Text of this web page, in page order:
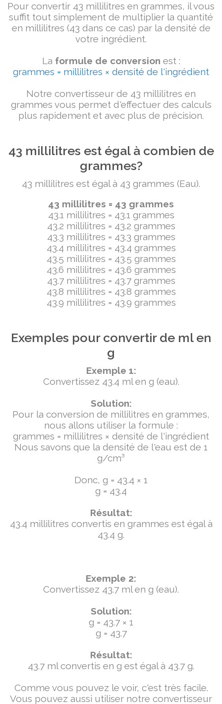
Pour convertir 43 millilitres en grammes, il vous
suffit tout simplement de multiplier la quantité
en millilitres (43 dans ce cas) par la densité de
votre ingrédient.
La formule de conversion est :
grammes = millilitres × densité de l'ingrédient
Notre convertisseur de 43 millilitres en
grammes vous permet d'effectuer des calculs
plus rapidement et avec plus de précision.
43 millilitres est égal à combien de
grammes?
43 millilitres est égal à 43 grammes (Eau).
43 millilitres = 43 grammes
43.1 millilitres = 43.1 grammes
43.2 millilitres = 43.2 grammes
43.3 millilitres = 43.3 grammes
43.4 millilitres = 43.4 grammes
43.5 millilitres = 43.5 grammes
43.6 millilitres = 43.6 grammes
43.7 millilitres = 43.7 grammes
43.8 millilitres = 43.8 grammes
43.9 millilitres = 43.9 grammes
Exemples pour convertir de ml en
g
Exemple 1:
Convertissez 43.4 ml en g (eau).
Solution:
Pour la conversion de millilitres en grammes,
nous allons utiliser la formule :
grammes = millilitres × densité de l'ingrédient
Nous savons que la densité de l'eau est de 1
g/cm³
Donc, g = 43.4 × 1
g = 43.4
Résultat:
43.4 millilitres convertis en grammes est égal à
43.4 g.
Exemple 2:
Convertissez 43.7 ml en g (eau).
Solution:
g = 43.7 × 1
g = 43.7
Résultat:
43.7 ml convertis en g est égal à 43.7 g.
Comme vous pouvez le voir, c'est très facile.
Vous pouvez aussi utiliser notre convertisseur